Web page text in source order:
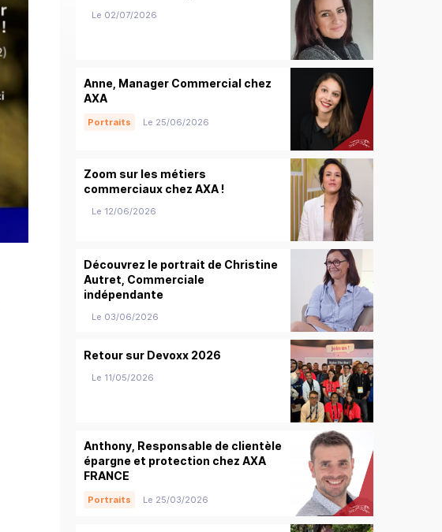
Le 02/07/2026
Anne, Manager Commercial chez
AXA
Portraits Le 25/06/2026
Zoom sur les métiers
commerciaux chez AXA !
Le 12/06/2026
Découvrez le portrait de Christine
Autret, Commerciale
indépendante
Le 03/06/2026
Retour sur Devoxx 2026
Le 11/05/2026
Anthony, Responsable de clientèle
épargne et protection chez AXA
FRANCE
Portraits Le 25/03/2026